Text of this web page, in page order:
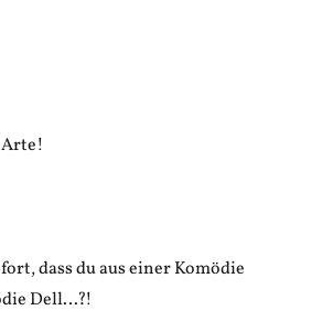
dass du aus einer Komödie
Dell…?!